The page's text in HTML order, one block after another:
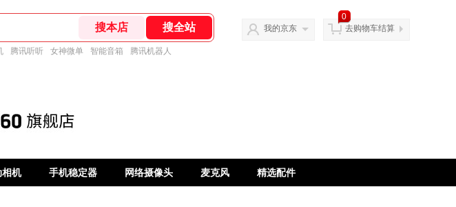
腾讯听听 女神微单 智能音箱 腾讯机器人
我的京东
0
去购物车结算
相机 手机稳定器 网络摄像头 麦克风 精选配件